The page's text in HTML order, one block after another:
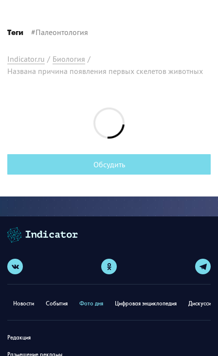
Теги #Палеонтология
Indicator.ru / Биология /
Названа причина появления первых скелетов животных
Обсудить
Новости События Фото дня Цифровая энциклопедия
Редакция
Размещение рекламы